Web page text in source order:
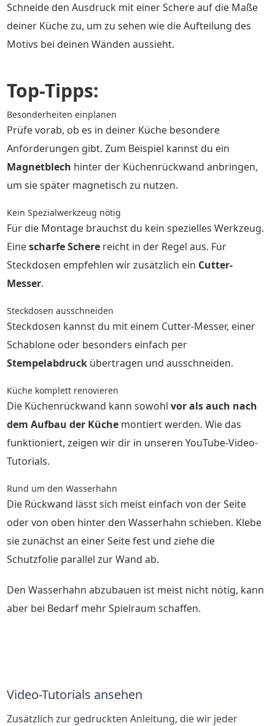
Schneide den Ausdruck mit einer Schere auf die Maße
deiner Küche zu, um zu sehen wie die Aufteilung des
Motivs bei deinen Wänden aussieht.
Top-Tipps:
Besonderheiten einplanen
Prüfe vorab, ob es in deiner Küche besondere
Anforderungen gibt. Zum Beispiel kannst du ein
Magnetblech hinter der Küchenrückwand anbringen,
um sie später magnetisch zu nutzen.
Kein Spezialwerkzeug nötig
Für die Montage brauchst du kein spezielles Werkzeug.
Einescharfe Schere reicht in der Regel aus. Für
Steckdosen empfehlen wir zusätzlich ein Cutter-
Messer.
Steckdosen ausschneiden
Steckdosen kannst du mit einem Cutter-Messer, einer
Schablone oder besonders einfach per
Stempelabdruck übertragen und ausschneiden.
Küche komplett renovieren
Die Küchenrückwand kann sowohlvor als auch nach
dem Aufbau der Küche montiert werden. Wie das
funktioniert, zeigen wir dir in unseren YouTube-Video-
Tutorials.
Rund um den Wasserhahn
Die Rückwand lässt sich meist einfach von der Seite
oder von oben hinter den Wasserhahn schieben. Klebe
sie zunächst an einer Seite fest und ziehe die
Schutzfolie parallel zur Wand ab.
Den Wasserhahn abzubauen ist meist nicht nötig, kann
aber bei Bedarf mehr Spielraum schaffen.
Video-Tutorials ansehen
Zusätzlich zur gedruckten Anleitung, die wir jeder